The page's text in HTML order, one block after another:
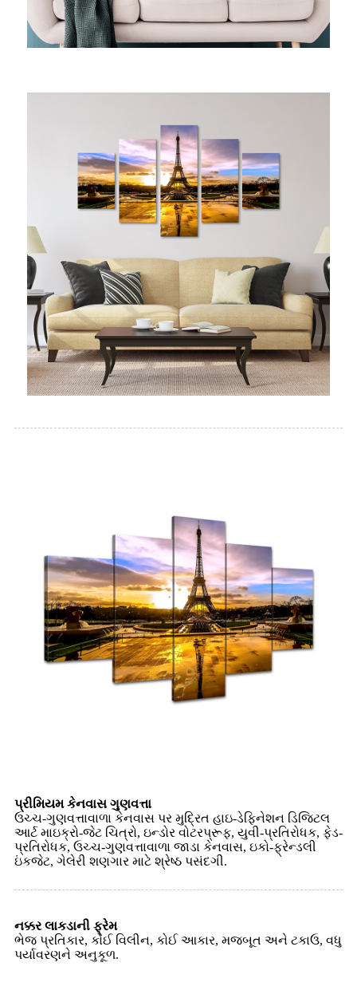
પ્રીમિયમ કેનવાસ ગુણવત્તા
ઉચ્ચ-ગુણવત્તાવાળા કેનવાસ પર મુદ્રિત હાઇ-ડેફિનેશન ડિજિટલ
આર્ટ માઇક્રો-જેટ ચિત્રો, ઇન્ડોર વોટરપ્રૂફ, યુવી-પ્રતિરોધક, ફેડ-
પ્રતિરોધક, ઉચ્ચ-ગુણવત્તાવાળા જાડા કેનવાસ, ઇકો-ફ્રેન્ડલી
ઇંકજેટ, ગેલેરી શણગાર માટે શ્રેષ્ઠ પસંદગી.
નક્કર લાકડાની ફ્રેમ
ભેજ પ્રતિકાર, કોઈ વિલીન, કોઈ આકાર, મજબૂત અને ટકાઉ, વધુ
પર્યાવરણને અનુકૂળ.